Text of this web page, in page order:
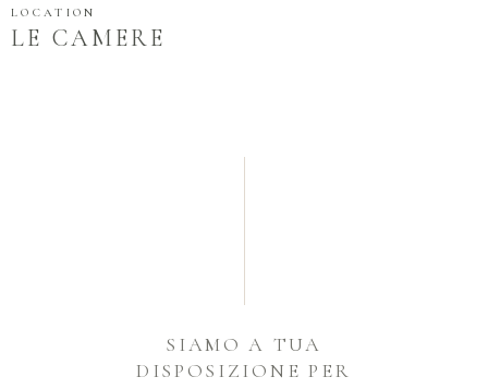
LOCATION
LE CAMERE
SIAMO A TUA
DISPOSIZIONE PER